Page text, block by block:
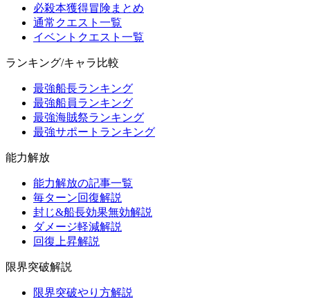
必殺本獲得冒険まとめ
通常クエスト一覧
イベントクエスト一覧
ランキング/キャラ比較
最強船長ランキング
最強船員ランキング
最強海賊祭ランキング
最強サポートランキング
能力解放
能力解放の記事一覧
毎ターン回復解説
封じ&船長効果無効解説
ダメージ軽減解説
回復上昇解説
限界突破解説
限界突破やり方解説